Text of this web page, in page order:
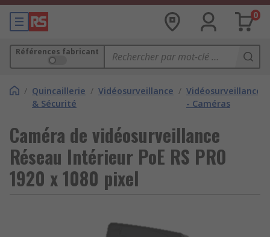
0
Références fabricant
/ Quincaillerie
& Sécurité
/ Vidéosurveillance / Vidéosurveillance
- Caméras
Caméra de vidéosurveillance
Réseau Intérieur PoE RS PRO
1920 x 1080 pixel